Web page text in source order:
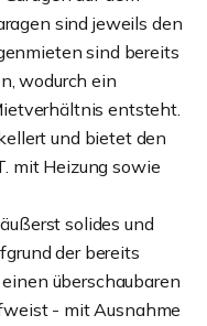
sind jeweils den
sind bereits
wodurch ein
entsteht.
und bietet den
mit Heizung sowie
solides und
der bereits
überschaubaren
- mit Ausnahme